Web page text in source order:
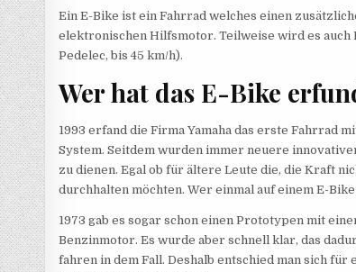
Ein E-Bike ist ein Fahrrad welches einen
elektronischen Hilfsmotor. Teilweise wird es auch
Pedelec, bis 45 km/h).
Wer hat das E-Bike
1993 erfand die Firma Yamaha das erste Fahrrad
System. Seitdem wurden immer neuere
zu dienen. Egal ob für ältere Leute die, die Kraft
durchhalten möchten. Wer einmal auf einem E-
1973 gab es sogar schon einen Prototypen mit
Benzinmotor. Es wurde aber schnell klar, das
fahren in dem Fall. Deshalb entschied man sich